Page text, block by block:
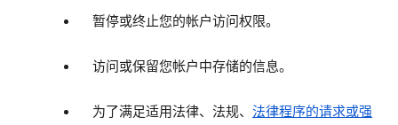
暂停或终止您的帐户访问权限。
访问或保留您帐户中存储的信息。
为了满足适用法律、法规、 法律程序的请求或强